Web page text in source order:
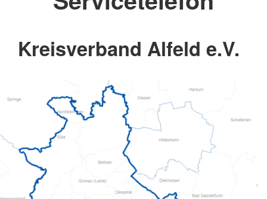
Kreisverband Alfeld e.V.